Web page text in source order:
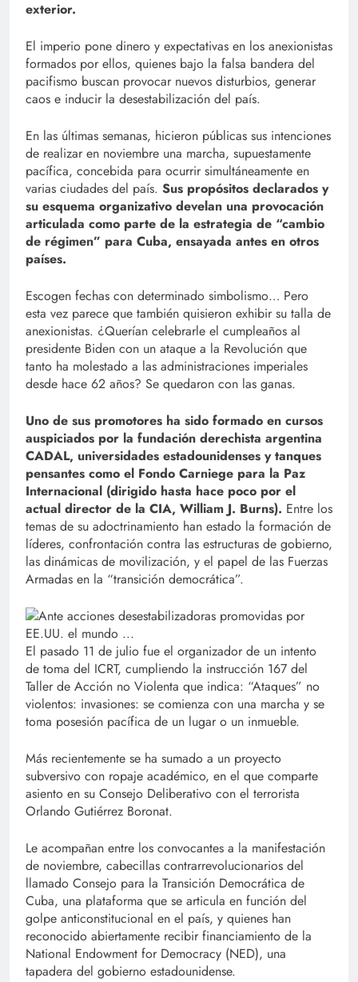
exterior.
El imperio pone dinero y expectativas en los anexionistas
formados por ellos, quienes bajo la falsa bandera del
pacifismo buscan provocar nuevos disturbios, generar
caos e inducir la desestabilización del país.
En las últimas semanas, hicieron públicas sus intenciones
de realizar en noviembre una marcha, supuestamente
pacífica, concebida para ocurrir simultáneamente en
varias ciudades del país. Sus propósitos declarados y
su esquema organizativo develan una provocación
articulada como parte de la estrategia de “cambio
de régimen” para Cuba, ensayada antes en otros
países.
Escogen fechas con determinado simbolismo… Pero
esta vez parece que también quisieron exhibir su talla de
anexionistas. ¿Querían celebrarle el cumpleaños al
presidente Biden con un ataque a la Revolución que
tanto ha molestado a las administraciones imperiales
desde hace 62 años? Se quedaron con las ganas.
Uno de sus promotores ha sido formado en cursos
auspiciados por la fundación derechista argentina
CADAL, universidades estadounidenses y tanques
pensantes como el Fondo Carniege para la Paz
Internacional (dirigido hasta hace poco por el
actual director de la CIA, William J. Burns). Entre los
temas de su adoctrinamiento han estado la formación de
líderes, confrontación contra las estructuras de gobierno,
las dinámicas de movilización, y el papel de las Fuerzas
Armadas en la “transición democrática”.
El pasado 11 de julio fue el organizador de un intento
de toma del ICRT, cumpliendo la instrucción 167 del
Taller de Acción no Violenta que indica: “Ataques” no
violentos: invasiones: se comienza con una marcha y se
toma posesión pacífica de un lugar o un inmueble.
Más recientemente se ha sumado a un proyecto
subversivo con ropaje académico, en el que comparte
asiento en su Consejo Deliberativo con el terrorista
Orlando Gutiérrez Boronat.
Le acompañan entre los convocantes a la manifestación
de noviembre, cabecillas contrarrevolucionarios del
llamado Consejo para la Transición Democrática de
Cuba, una plataforma que se articula en función del
golpe anticonstitucional en el país, y quienes han
reconocido abiertamente recibir financiamiento de la
National Endowment for Democracy (NED), una
tapadera del gobierno estadounidense.